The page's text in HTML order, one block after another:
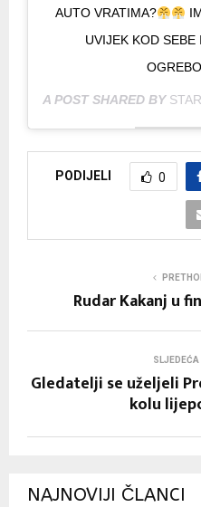
AUTO VRATIMA?
UVIJEK KOD
A POST SHARED BY
PODIJELI 0
Rudar Kakanj u
Gledatelji se uželjeli
kolu
NAJNOVIJI ČLANCI